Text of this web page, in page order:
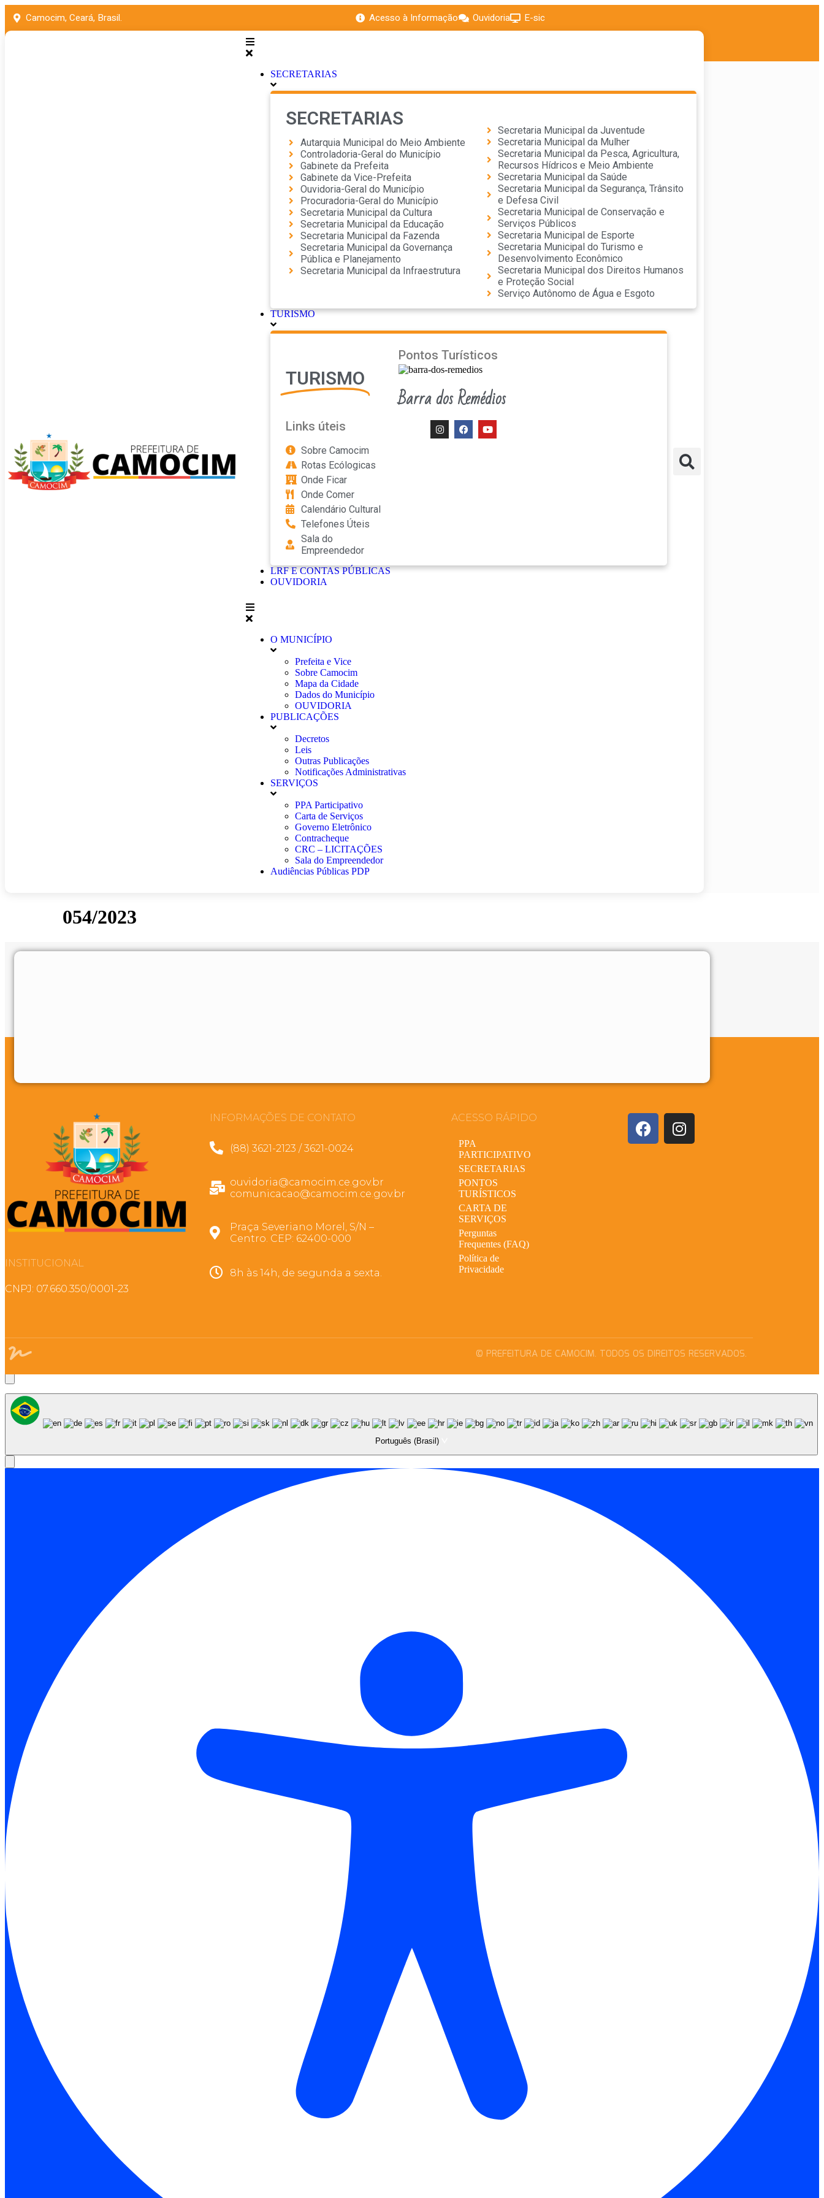
Camocim, Ceará, Brasil. Acesso à Informação Ouvidoria E-sic
SECRETARIAS
SECRETARIAS
Autarquia Municipal do Meio Ambiente
Controladoria-Geral do Município
Gabinete da Prefeita
Gabinete da Vice-Prefeita
Ouvidoria-Geral do Município
Procuradoria-Geral do Município
Secretaria Municipal da Cultura
Secretaria Municipal da Educação
Secretaria Municipal da Fazenda
Secretaria Municipal da Governança
Pública e Planejamento
Secretaria Municipal da Infraestrutura
Secretaria Municipal da Juventude
Secretaria Municipal da Mulher
Secretaria Municipal da Pesca, Agricultura,
Recursos Hídricos e Meio Ambiente
Secretaria Municipal da Saúde
Secretaria Municipal da Segurança, Trânsito
e Defesa Civil
Secretaria Municipal de Conservação e
Serviços Públicos
Secretaria Municipal de Esporte
Secretaria Municipal do Turismo e
Desenvolvimento Econômico
Secretaria Municipal dos Direitos Humanos
e Proteção Social
Serviço Autônomo de Água e Esgoto
TURISMO
TURISMO
Links úteis
Sobre Camocim
Rotas Ecólogicas
Onde Ficar
Onde Comer
Calendário Cultural
Telefones Úteis
Sala do
Empreendedor
Pontos Turísticos
Barra dos Remédios
LRF E CONTAS PÚBLICAS
OUVIDORIA
O MUNICÍPIO
Prefeita e Vice
Sobre Camocim
Mapa da Cidade
Dados do Município
OUVIDORIA
PUBLICAÇÕES
Decretos
Leis
Outras Publicações
Notificações Administrativas
SERVIÇOS
PPA Participativo
Carta de Serviços
Governo Eletrônico
Contracheque
CRC – LICITAÇÕES
Sala do Empreendedor
Audiências Públicas PDP
054/2023
INSTITUCIONAL
CNPJ: 07.660.350/0001-23
INFORMAÇÕES DE CONTATO
(88) 3621-2123 / 3621-0024
ouvidoria@camocim.ce.gov.br
comunicacao@camocim.ce.gov.br
Praça Severiano Morel, S/N –
Centro. CEP: 62400-000
8h às 14h, de segunda a sexta.
ACESSO RÁPIDO
PPA
PARTICIPATIVO
SECRETARIAS
PONTOS
TURÍSTICOS
CARTA DE
SERVIÇOS
Perguntas
Frequentes (FAQ)
Política de
Privacidade
© PREFEITURA DE CAMOCIM. TODOS OS DIREITOS RESERVADOS.
Português (Brasil)